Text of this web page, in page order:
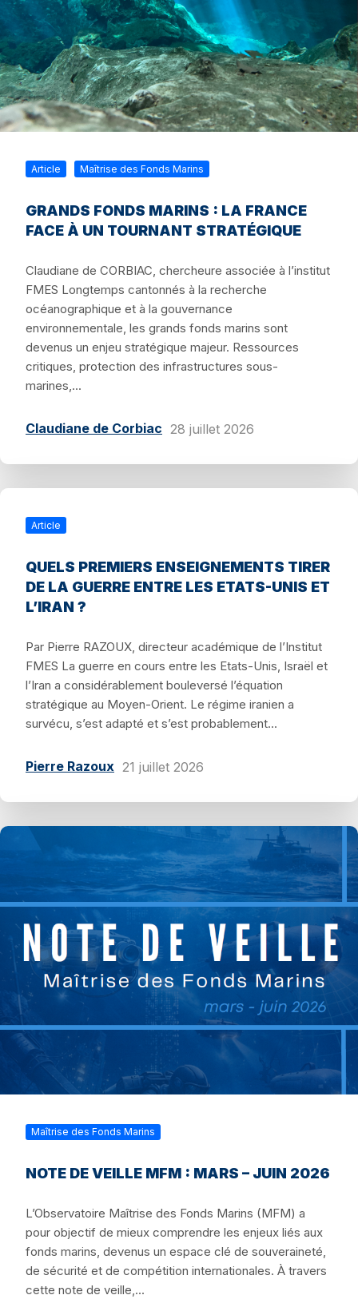
Article Maîtrise des Fonds Marins
GRANDS FONDS MARINS : LA FRANCE
FACE À UN TOURNANT STRATÉGIQUE
Claudiane de CORBIAC, chercheure associée à l’institut
FMES Longtemps cantonnés à la recherche
océanographique et à la gouvernance
environnementale, les grands fonds marins sont
devenus un enjeu stratégique majeur. Ressources
critiques, protection des infrastructures sous-
marines,...
Claudiane de Corbiac 28 juillet 2026
Article
QUELS PREMIERS ENSEIGNEMENTS TIRER
DE LA GUERRE ENTRE LES ETATS-UNIS ET
L’IRAN ?
Par Pierre RAZOUX, directeur académique de l’Institut
FMES La guerre en cours entre les Etats-Unis, Israël et
l’Iran a considérablement bouleversé l’équation
stratégique au Moyen-Orient. Le régime iranien a
survécu, s’est adapté et s’est probablement...
Pierre Razoux 21 juillet 2026
Maîtrise des Fonds Marins
NOTE DE VEILLE MFM : MARS – JUIN 2026
L’Observatoire Maîtrise des Fonds Marins (MFM) a
pour objectif de mieux comprendre les enjeux liés aux
fonds marins, devenus un espace clé de souveraineté,
de sécurité et de compétition internationales. À travers
cette note de veille,...